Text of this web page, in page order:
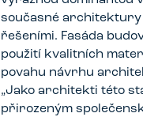
současné architektury
řešeními. Fasáda
použití kvalitních
povahu návrhu
„Jako architekti této
přirozeným